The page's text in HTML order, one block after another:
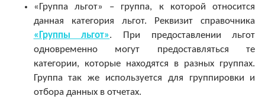
«Группа льгот» – группа, к которой относится
данная категория льгот. Реквизит справочника
«Группы льгот». При предоставлении льгот
одновременно могут предоставляться те
категории, которые находятся в разных группах.
Группа так же используется для группировки и
отбора данных в отчетах.